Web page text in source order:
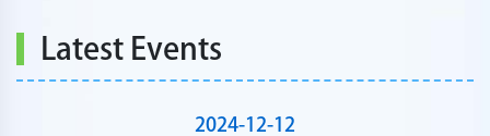
Latest Events
2024-12-12